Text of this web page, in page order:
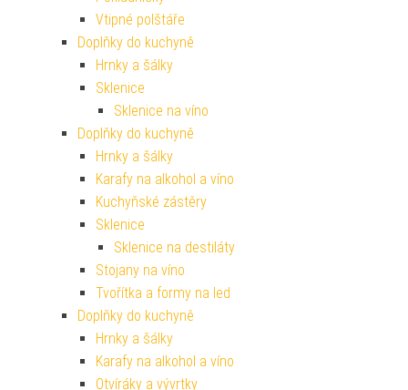
Vtipné polštáře
Doplňky do kuchyně
Hrnky a šálky
Sklenice
Sklenice na víno
Doplňky do kuchyně
Hrnky a šálky
Karafy na alkohol a víno
Kuchyňské zástěry
Sklenice
Sklenice na destiláty
Stojany na víno
Tvořítka a formy na led
Doplňky do kuchyně
Hrnky a šálky
Karafy na alkohol a víno
Otvíráky a vývrtky